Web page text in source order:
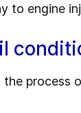
to engine
the process